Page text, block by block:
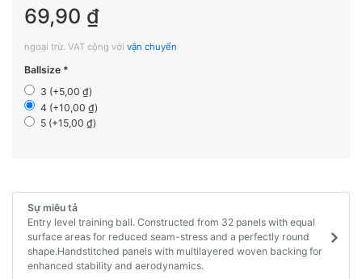
69,90 ₫
ngoại trừ. VAT cộng với vận chuyển
Ballsize
3 (+5,00 ₫)
4 (+10,00 ₫)
5 (+15,00 ₫)
Sự miêu tả
Entry level training ball. Constructed from 32 panels with equal
surface areas for reduced seam-stress and a perfectly round
shape.Handstitched panels with multilayered woven backing for
enhanced stability and aerodynamics.